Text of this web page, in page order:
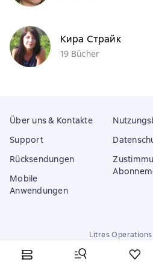
Кира Страйк
19 Bücher
Über uns & Kontakte
Support
Rücksendungen
Mobile
Anwendungen
Litres